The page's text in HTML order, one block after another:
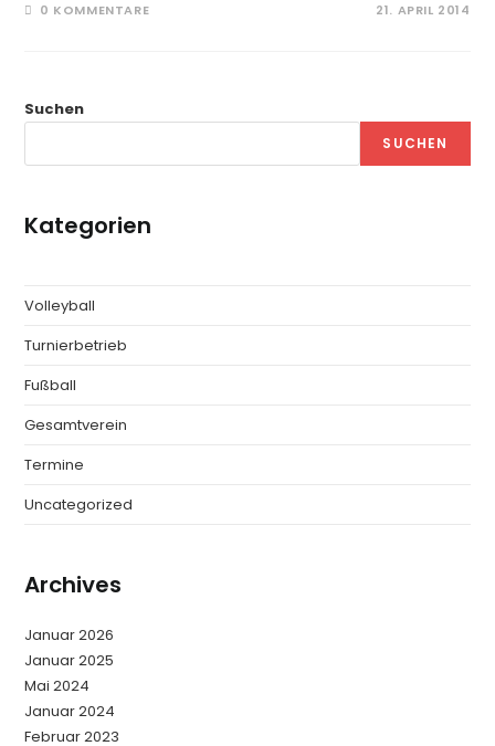
0 KOMMENTARE 21. APRIL 2014
Suchen
SUCHEN
Kategorien
Volleyball
Turnierbetrieb
Fußball
Gesamtverein
Termine
Uncategorized
Archives
Januar 2026
Januar 2025
Mai 2024
Januar 2024
Februar 2023